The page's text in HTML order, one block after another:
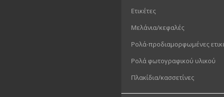
Eτικέτες
Μελάνια/κεφαλές
Ρολά-προδιαμορφωμένες
Ρολά φωτογραφικού υλικού
Πλακίδια/κασσετίνες